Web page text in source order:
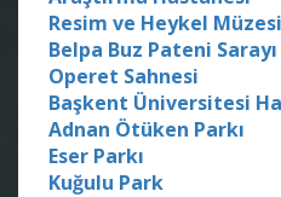
Resim ve Heykel Müzesi
Belpa Buz Pateni Sarayı
Operet Sahnesi
Başkent Üniversitesi
Adnan Ötüken Parkı
Eser Parkı
Kuğulu Park